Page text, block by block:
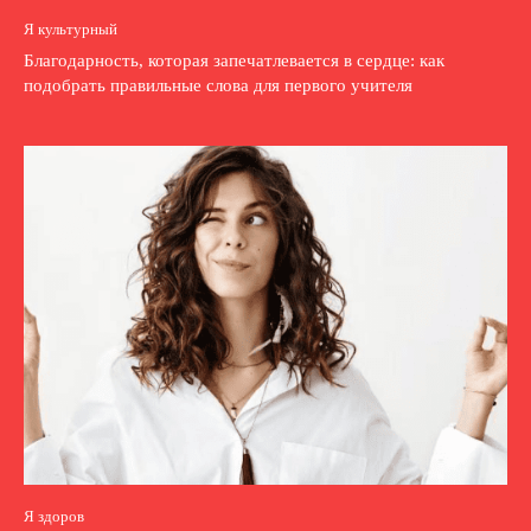
Я культурный
Благодарность, которая запечатлевается в сердце: как
подобрать правильные слова для первого учителя
Я здоров